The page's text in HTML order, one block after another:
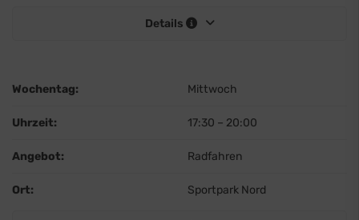
Details
Wochentag: Mittwoch
Uhrzeit: 17:30 – 20:00
Angebot: Radfahren
Ort: Sportpark Nord